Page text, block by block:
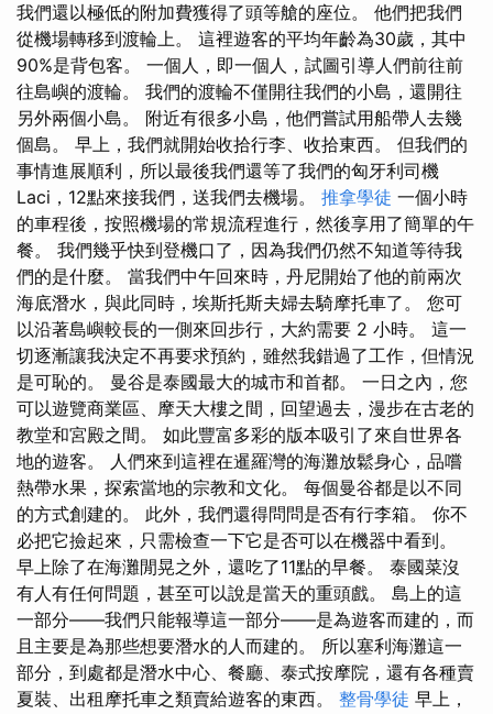
我們還以極低的附加費獲得了頭等艙的座位。 他們把我們
從機場轉移到渡輪上。 這裡遊客的平均年齡為30歲，其中
90%是背包客。 一個人，即一個人，試圖引導人們前往前
往島嶼的渡輪。 我們的渡輪不僅開往我們的小島，還開往
另外兩個小島。 附近有很多小島，他們嘗試用船帶人去幾
個島。 早上，我們就開始收拾行李、收拾東西。 但我們的
事情進展順利，所以最後我們還等了我們的匈牙利司機
Laci，12點來接我們，送我們去機場。 推拿學徒 一個小時
的車程後，按照機場的常規流程進行，然後享用了簡單的午
餐。 我們幾乎快到登機口了，因為我們仍然不知道等待我
們的是什麼。 當我們中午回來時，丹尼開始了他的前兩次
海底潛水，與此同時，埃斯托斯夫婦去騎摩托車了。 您可
以沿著島嶼較長的一側來回步行，大約需要 2 小時。 這一
切逐漸讓我決定不再要求預約，雖然我錯過了工作，但情況
是可恥的。 曼谷是泰國最大的城市和首都。 一日之內，您
可以遊覽商業區、摩天大樓之間，回望過去，漫步在古老的
教堂和宮殿之間。 如此豐富多彩的版本吸引了來自世界各
地的遊客。 人們來到這裡在暹羅灣的海灘放鬆身心，品嚐
熱帶水果，探索當地的宗教和文化。 每個曼谷都是以不同
的方式創建的。 此外，我們還得問問是否有行李箱。 你不
必把它撿起來，只需檢查一下它是否可以在機器中看到。
早上除了在海灘閒晃之外，還吃了11點的早餐。 泰國菜沒
有人有任何問題，甚至可以說是當天的重頭戲。 島上的這
一部分——我們只能報導這一部分——是為遊客而建的，而
且主要是為那些想要潛水的人而建的。 所以塞利海灘這一
部分，到處都是潛水中心、餐廳、泰式按摩院，還有各種賣
夏裝、出租摩托車之類賣給遊客的東西。 整骨學徒 早上，